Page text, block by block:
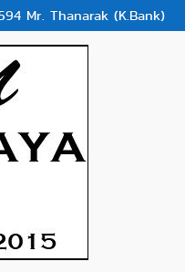
Mr. Thanarak (K.Bank)